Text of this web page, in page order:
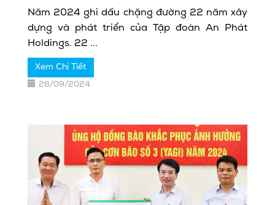
Năm 2024 ghi dấu chặng đường 22 năm xây
dựng và phát triển của Tập đoàn An Phát
Holdings. 22 ...
Xem Chi Tiết
26/09/2024